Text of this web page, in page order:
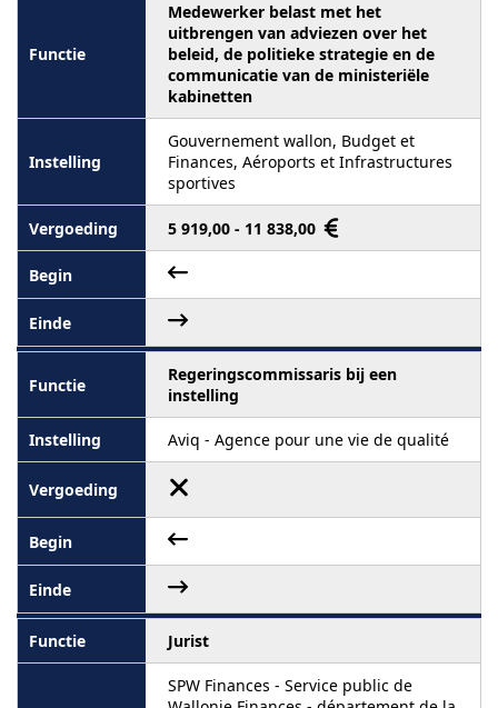
Medewerker belast met het
uitbrengen van adviezen over het
beleid, de politieke strategie en de
communicatie van de ministeriële
kabinetten
Gouvernement wallon, Budget et
Finances, Aéroports et Infrastructures
sportives
5 919,00 - 11 838,00
Regeringscommissaris bij een
instelling
Aviq - Agence pour une vie de qualité
Jurist
SPW Finances - Service public de